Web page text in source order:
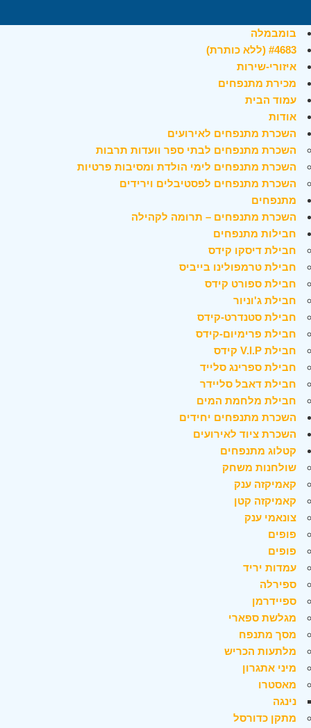
בומבמלה
#4683 (ללא כותרת)
איזורי-שירות
מכירת מתנפחים
עמוד הבית
אודות
השכרת מתנפחים לאירועים
השכרת מתנפחים לבתי ספר וועדות תרבות
השכרת מתנפחים לימי הולדת ומסיבות פרטיות
השכרת מתנפחים לפסטיבלים וירידים
מתנפחים
השכרת מתנפחים – תרומה לקהילה
חבילות מתנפחים
חבילת דיסקו קידס
חבילת טרמפולינו בייביס
חבילת ספורט קידס
חבילת ג'וניור
חבילת סטנדרט-קידס
חבילת פרימיום-קידס
חבילת V.I.P קידס
חבילת ספרינג סלייד
חבילת דאבל סליידר
חבילת מלחמת המים
השכרת מתנפחים יחידים
השכרת ציוד לאירועים
קטלוג מתנפחים
שולחנות משחק
קאמיקזה ענק
קאמיקזה קטן
צונאמי ענק
פופים
פופים
עמדות יריד
ספירלה
ספיידרמן
מגלשת ספארי
מסך מתנפח
מלתעות הכריש
מיני אתגרון
מאסטרו
נינגה
מתקן כדורסל